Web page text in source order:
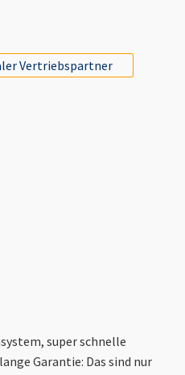
Vertriebspartner
super schnelle
Garantie: Das sind nur